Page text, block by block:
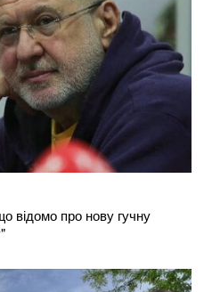
курток на весну:
століття за версією The
до 20 см: українців
година: про обмеження
Валерія Татаринова
відомо про нову гучну